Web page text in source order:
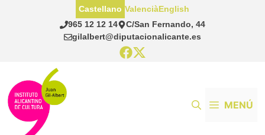
965 12 12 14
C/San Fernando, 44
gilalbert@diputacionalicante.es
Castellano ValenciàEnglish
MENÚ